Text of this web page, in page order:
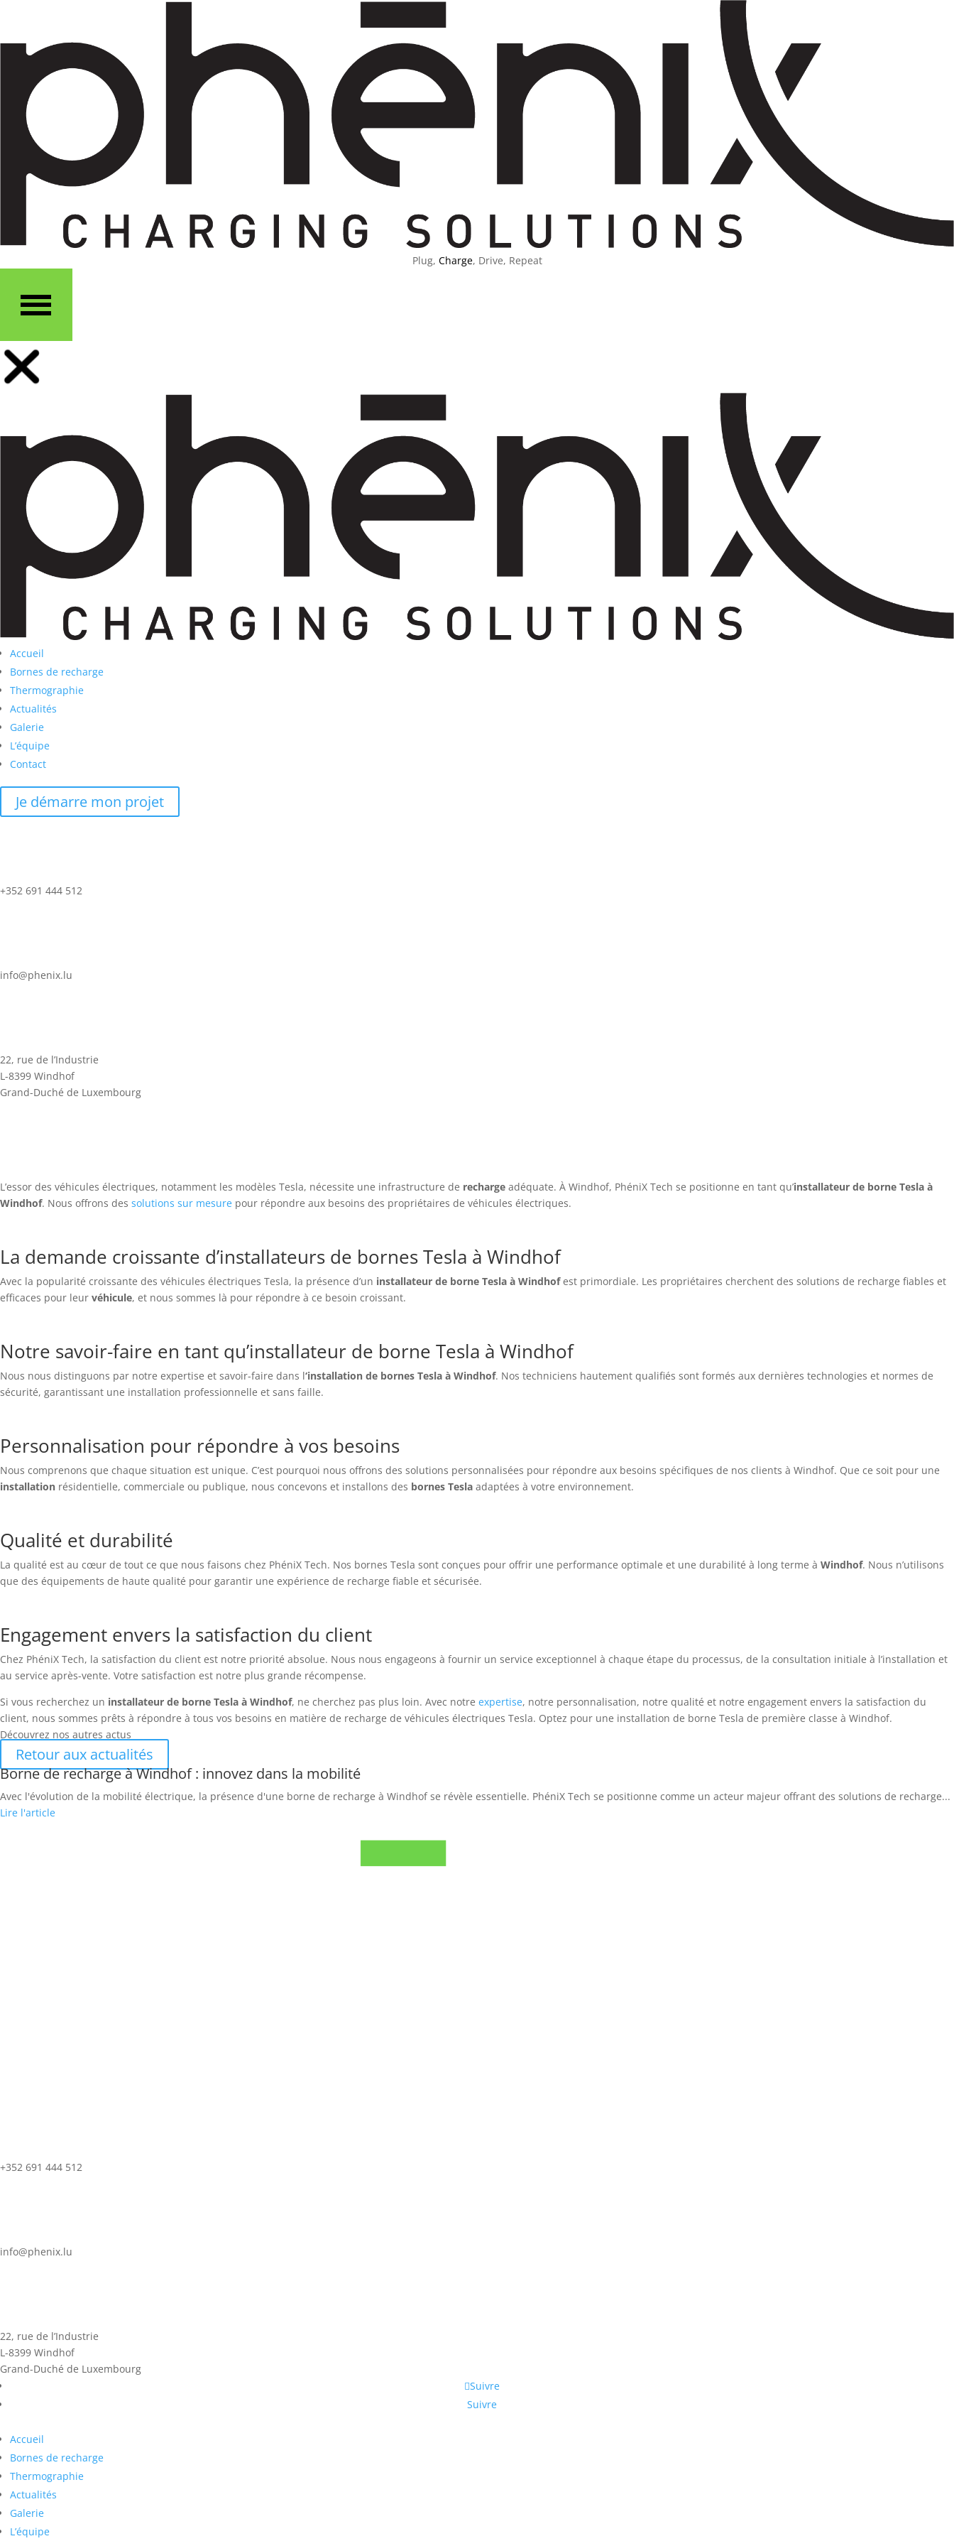
Plug, Charge, Drive, Repeat
Accueil
Bornes de recharge
Thermographie
Actualités
Galerie
L’équipe
Contact
Je démarre mon projet
+352 691 444 512
info@phenix.lu
22, rue de l’Industrie
L-8399 Windhof
Grand-Duché de Luxembourg
L’essor des véhicules électriques, notamment les modèles Tesla, nécessite une infrastructure de recharge adéquate. À Windhof, PhéniX Tech se positionne en tant qu’installateur de borne Tesla à
Windhof. Nous offrons des solutions sur mesure pour répondre aux besoins des propriétaires de véhicules électriques.
La demande croissante d’installateurs de bornes Tesla à Windhof
Avec la popularité croissante des véhicules électriques Tesla, la présence d’un installateur de borne Tesla à Windhofest primordiale. Les propriétaires cherchent des solutions de recharge fiables et
efficaces pour leur véhicule, et nous sommes là pour répondre à ce besoin croissant.
Notre savoir-faire en tant qu’installateur de borne Tesla à Windhof
Nous nous distinguons par notre expertise et savoir-faire dans l‘installation de bornes Tesla à Windhof. Nos techniciens hautement qualifiés sont formés aux dernières technologies et normes de
sécurité, garantissant une installation professionnelle et sans faille.
Personnalisation pour répondre à vos besoins
Nous comprenons que chaque situation est unique. C’est pourquoi nous offrons des solutions personnalisées pour répondre aux besoins spécifiques de nos clients à Windhof. Que ce soit pour une
installation résidentielle, commerciale ou publique, nous concevons et installons des bornes Tesla adaptées à votre environnement.
Qualité et durabilité
La qualité est au cœur de tout ce que nous faisons chez PhéniX Tech. Nos bornes Tesla sont conçues pour offrir une performance optimale et une durabilité à long terme à Windhof. Nous n’utilisons
que des équipements de haute qualité pour garantir une expérience de recharge fiable et sécurisée.
Engagement envers la satisfaction du client
Chez PhéniX Tech, la satisfaction du client est notre priorité absolue. Nous nous engageons à fournir un service exceptionnel à chaque étape du processus, de la consultation initiale à l’installation et
au service après-vente. Votre satisfaction est notre plus grande récompense.
Si vous recherchez un installateur de borne Tesla à Windhof, ne cherchez pas plus loin. Avec notre expertise, notre personnalisation, notre qualité et notre engagement envers la satisfaction du
client, nous sommes prêts à répondre à tous vos besoins en matière de recharge de véhicules électriques Tesla. Optez pour une installation de borne Tesla de première classe à Windhof.
Découvrez nos autres actus
Retour aux actualités
Borne de recharge à Windhof : innovez dans la mobilité
Avec l'évolution de la mobilité électrique, la présence d'une borne de recharge à Windhof se révèle essentielle. PhéniX Tech se positionne comme un acteur majeur offrant des solutions de recharge...
Lire l'article
+352 691 444 512
info@phenix.lu
22, rue de l’Industrie
L-8399 Windhof
Grand-Duché de Luxembourg
Suivre
Suivre
Accueil
Bornes de recharge
Thermographie
Actualités
Galerie
L’équipe